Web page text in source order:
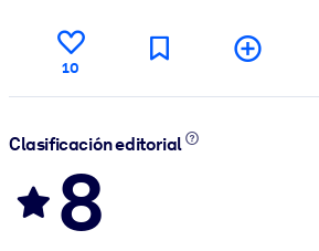
10
Clasificación editorial
8